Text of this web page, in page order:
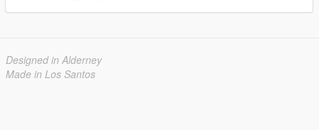
Designed in Alderney
Made in Los Santos